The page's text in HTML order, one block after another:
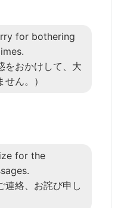
for bothering
をおかけして、大
ん。）
for the
連絡、お詫び申し